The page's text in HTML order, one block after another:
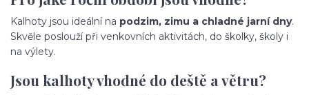
Kalhoty jsou ideální na podzim, zimu a chladné jarní dny.
Skvěle poslouží při venkovních aktivitách, do školky, školy i
na výlety.
Jsou kalhoty vhodné do deště a větru?